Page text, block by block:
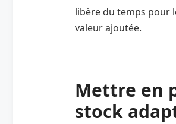
libère du temps pour
valeur ajoutée.
Mettre en
stock